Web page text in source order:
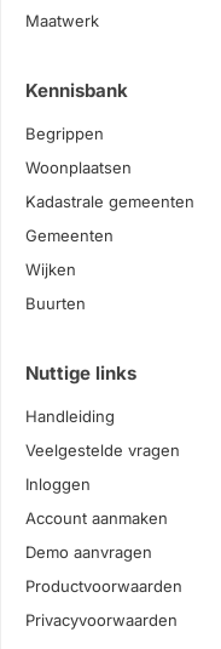
Maatwerk
Kennisbank
Begrippen
Woonplaatsen
Kadastrale gemeenten
Gemeenten
Wijken
Buurten
Nuttige links
Handleiding
Veelgestelde vragen
Inloggen
Account aanmaken
Demo aanvragen
Productvoorwaarden
Privacyvoorwaarden